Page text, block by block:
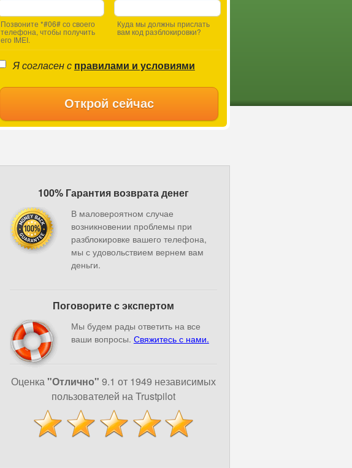
Позвоните *#06# со своего
телефона, чтобы получить
его IMEI.
Куда мы должны прислать
вам код разблокировки?
Я согласен с правилами и условиями
Открой сейчас
100% Гарантия возврата денег
В маловероятном случае
возникновении проблемы при
разблокировке вашего телефона,
мы с удовольствием вернем вам
деньги.
Поговорите с экспертом
Мы будем рады ответить на все
ваши вопросы. Свяжитесь с нами.
Оценка"Отлично" 9.1 от 1949 независимых
пользователей на Trustpilot